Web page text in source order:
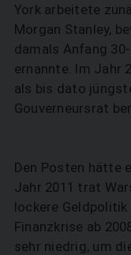
York arbeitete
Morgan Stanley,
damals Anfang
ernannte. Im Jahr
als bis dato
Gouverneursrat
Den Posten hätte
Jahr 2011 trat
lockere Geldpolitik
Finanzkrise ab
sehr niedrig, um